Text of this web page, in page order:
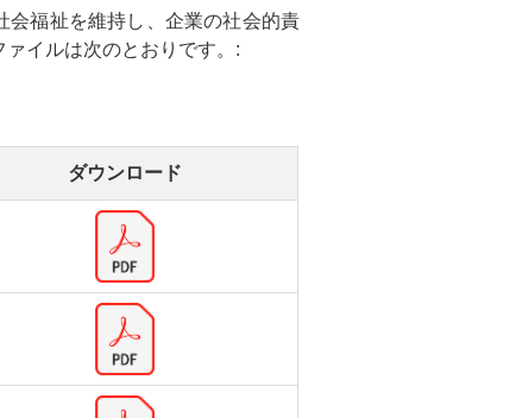
会福祉を維持し、企業の社会的責
イルは次のとおりです。:
ダウンロード